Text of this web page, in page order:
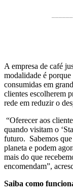
A empresa de café
modalidade é porque
consumidas em
clientes escolherem
rede em reduzir o
“Oferecer aos
quando visitam o
futuro. Sabemos que
planeta e podem
mais do que
encomendam”,
Saiba como